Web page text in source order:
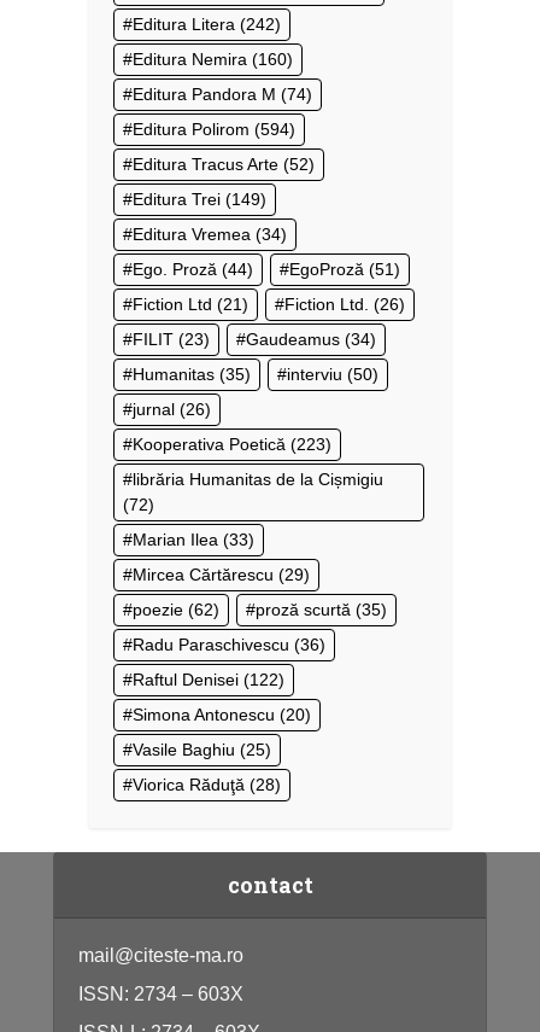
Editura Litera (242)
Editura Nemira (160)
Editura Pandora M (74)
Editura Polirom (594)
Editura Tracus Arte (52)
Editura Trei (149)
Editura Vremea (34)
Ego. Proză (44) EgoProză (51)
Fiction Ltd (21) Fiction Ltd. (26)
FILIT (23) Gaudeamus (34)
Humanitas (35) interviu (50)
jurnal (26)
Kooperativa Poetică (223)
librăria Humanitas de la Cișmigiu
(72)
Marian Ilea (33)
Mircea Cărtărescu (29)
poezie (62) proză scurtă (35)
Radu Paraschivescu (36)
Raftul Denisei (122)
Simona Antonescu (20)
Vasile Baghiu (25)
Viorica Răduţă (28)
contact
mail@citeste-ma.ro
ISSN: 2734 – 603X